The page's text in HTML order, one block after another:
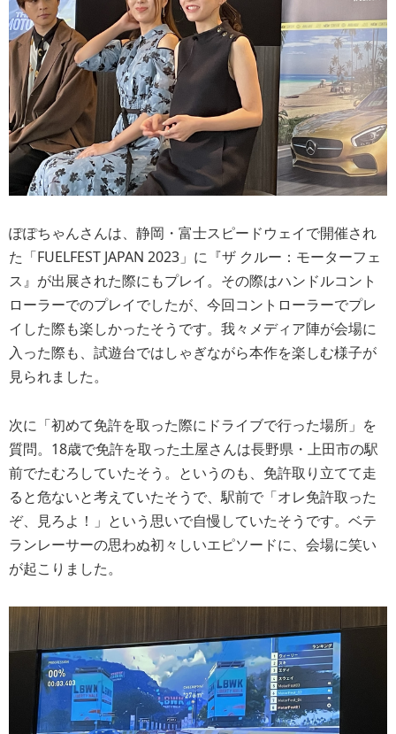
ぽぽちゃんさんは、静岡・富士スピードウェイで開催され
た「FUELFEST JAPAN 2023」に『ザ クルー：モーターフェ
ス』が出展された際にもプレイ。その際はハンドルコント
ローラーでのプレイでしたが、今回コントローラーでプレ
イした際も楽しかったそうです。我々メディア陣が会場に
入った際も、試遊台ではしゃぎながら本作を楽しむ様子が
見られました。
次に「初めて免許を取った際にドライブで行った場所」を
質問。18歳で免許を取った土屋さんは長野県・上田市の駅
前でたむろしていたそう。というのも、免許取り立てて走
ると危ないと考えていたそうで、駅前で「オレ免許取った
ぞ、見ろよ！」という思いで自慢していたそうです。ベテ
ランレーサーの思わぬ初々しいエピソードに、会場に笑い
が起こりました。